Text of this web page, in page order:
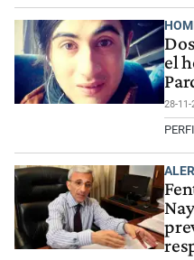
el
28-